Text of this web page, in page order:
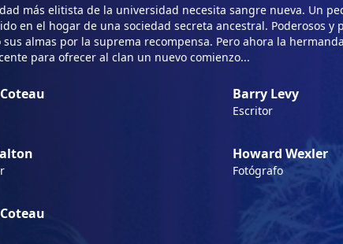
más elitista de la universidad necesita sangre nueva. Un
en el hogar de una sociedad secreta ancestral. Poderosos y
sus almas por la suprema recompensa. Pero ahora la
para ofrecer al clan un nuevo comienzo...
Barry Levy
Escritor
Howard Wexler
Fotógrafo